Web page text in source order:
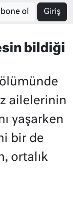
ol Giriş
bildiği
ailelerinin
yaşarken
bir de
ortalık